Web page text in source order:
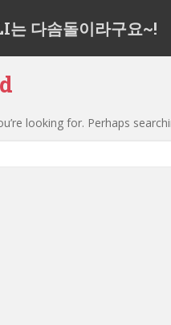
는 다솜돌이라구요~!
looking for. Perhaps